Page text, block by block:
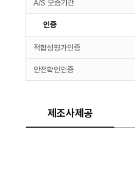
A/S 보증기간
인증
적합성평가인증
안전확인인증
제조사제공